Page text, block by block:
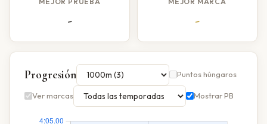
- -
Progresión Puntos húngaros
Ver marcas Mostrar PB